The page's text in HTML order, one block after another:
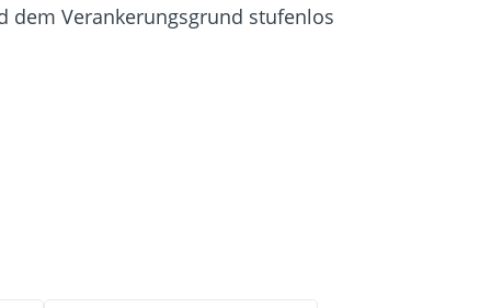
dem Verankerungsgrund stufenlos